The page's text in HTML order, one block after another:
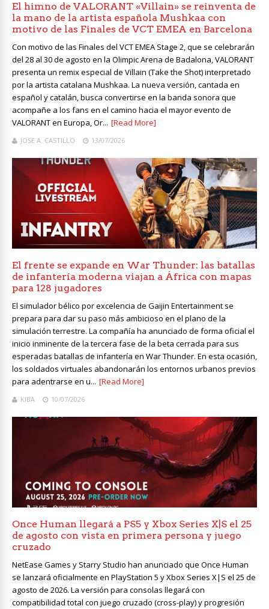
El himno de VALORANT «Villain» se reinventa de
la mano de la artista española Mushkaa con
motivo de las Finales de VCT EMEA en Barcelona
Con motivo de las Finales del VCT EMEA Stage 2, que se celebrarán
del 28 al 30 de agosto en la Olimpic Arena de Badalona, VALORANT
presenta un remix especial de Villain (Take the Shot) interpretado
por la artista catalana Mushkaa. La nueva versión, cantada en
español y catalán, busca convertirse en la banda sonora que
acompañe a los fans en el camino hacia el mayor evento de
VALORANT en Europa, Or... [Read More]
JOSE A. CASTILLO 13/07/2026
El frente se expande en War Thunder: las batallas
de infantería moderna viajan a África con mapas
para 128 jugadores
El simulador bélico por excelencia de Gaijin Entertainment se
prepara para dar su paso más ambicioso en el plano de la
simulación terrestre. La compañía ha anunciado de forma oficial el
inicio inminente de la tercera fase de la beta cerrada para sus
esperadas batallas de infantería en War Thunder. En esta ocasión,
los soldados virtuales abandonarán los entornos urbanos previos
para adentrarse en u... [Read More]
KIBA 10/07/2026
Once Human llegará a PS5 y Xbox Series X|S el 25
de agosto con vista en primera persona y juego
cruzado
NetEase Games y Starry Studio han anunciado que Once Human
se lanzará oficialmente en PlayStation 5 y Xbox Series X|S el 25 de
agosto de 2026. La versión para consolas llegará con
compatibilidad total con juego cruzado (cross-play) y progresión